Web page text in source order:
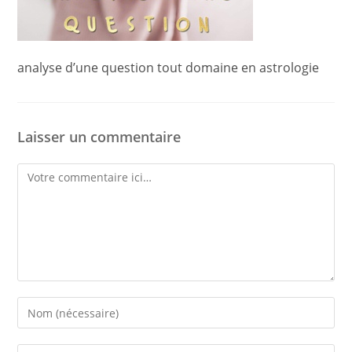
analyse d’une question tout domaine en astrologie
Laisser un commentaire
Comment
Enter
your
name